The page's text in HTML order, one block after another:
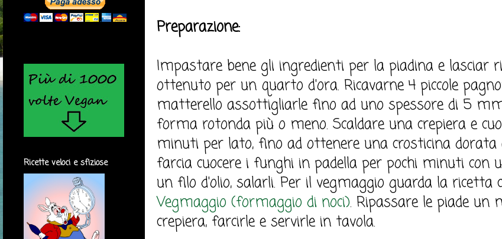
Preparazione:
Impastare bene gli ingredienti per la piadina e lasciar
ottenuto per un quarto d'ora. Ricavarne 4 piccole
matterello assottigliarle fino ad uno spessore di 5
forma rotonda più o meno. Scaldare una crepiera e
minuti per lato, fino ad ottenere una crosticina dorata
farcia cuocere i funghi in padella per pochi minuti con
un filo d'olio, salarli. Per il vegmaggio guarda la ricetta
Vegmaggio (formaggio di noci). Ripassare le piade
crepiera, farcirle e servirle in tavola.
Ricette veloci e sfiziose